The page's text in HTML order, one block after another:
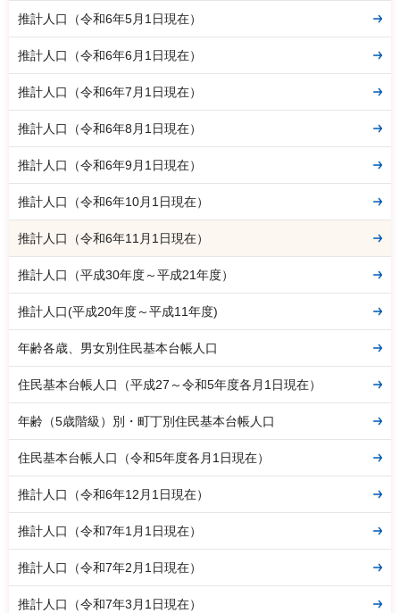
推計人口（令和6年5月1日現在）
推計人口（令和6年6月1日現在）
推計人口（令和6年7月1日現在）
推計人口（令和6年8月1日現在）
推計人口（令和6年9月1日現在）
推計人口（令和6年10月1日現在）
推計人口（令和6年11月1日現在）
推計人口（平成30年度～平成21年度）
推計人口(平成20年度～平成11年度)
年齢各歳、男女別住民基本台帳人口
住民基本台帳人口（平成27～令和5年度各月1日現在）
年齢（5歳階級）別・町丁別住民基本台帳人口
住民基本台帳人口（令和5年度各月1日現在）
推計人口（令和6年12月1日現在）
推計人口（令和7年1月1日現在）
推計人口（令和7年2月1日現在）
推計人口（令和7年3月1日現在）